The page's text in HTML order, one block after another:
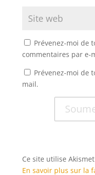
Prévenez-moi de
commentaires par e-
Prévenez-moi de
mail.
Ce site utilise
En savoir plus sur la